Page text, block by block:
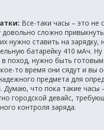
Все-таки часы – это не
довольно сложно
нужно ставить на зарядку,
батарейку 410 мАч. Ну
в поход, нужно быть
то время они сядут и вы
предмета для
Думаю, что пока такие часы
городской девайс,
контроля заряда.